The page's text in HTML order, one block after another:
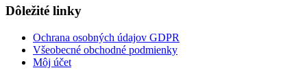
Dôležité linky
Ochrana osobných údajov GDPR
Všeobecné obchodné podmienky
Môj účet